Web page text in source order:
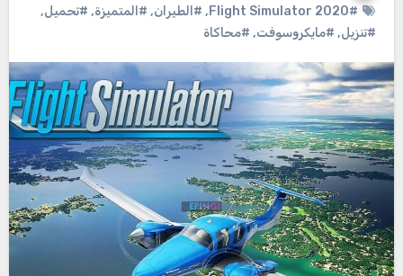
#Flight Simulator 2020
, #الطيران, #المتميزة, #تحميل,
#تنزيل, #مايكروسوفت, #محاكاة